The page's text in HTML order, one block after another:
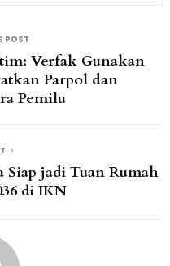
POST
Verfak Gunakan
Parpol dan
Pemilu
Siap jadi Tuan Rumah
di IKN